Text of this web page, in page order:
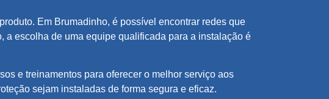
Em Brumadinho, é possível encontrar redes que
a escolha de uma equipe qualificada para a instalação é
e treinamentos para oferecer o melhor serviço aos
sejam instaladas de forma segura e eficaz.